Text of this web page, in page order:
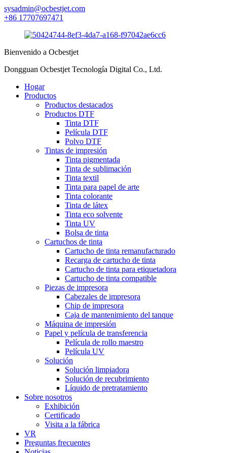
sysadmin@ocbestjet.com
+86 17707697471
Bienvenido a Ocbestjet
Dongguan Ocbestjet Tecnología Digital Co., Ltd.
Hogar
Productos
Productos destacados
Productos DTF
Tinta DTF
Película DTF
Polvo DTF
Tintas de impresión
Tinta pigmentada
Tinta de sublimación
Tinta textil
Tinta para papel de arte
Tinta colorante
Tinta de látex
Tinta eco solvente
Tinta UV
Bolsa de tinta
Cartuchos de tinta
Cartucho de tinta remanufacturado
Recarga de cartucho de tinta
Cartucho de tinta para etiquetadora
Cartucho de tinta compatible
Piezas de impresora
Cabezales de impresora
Chip de impresora
Caja de mantenimiento del tanque
Máquina de impresión
Papel y película de transferencia
Película de rollo maestro
Película UV
Solución
Solución limpiadora
Solución de recubrimiento
Líquido de pretratamiento
Sobre nosotros
Exhibición
Certificado
Visita a la fábrica
VR
Preguntas frecuentes